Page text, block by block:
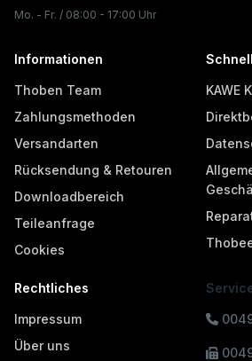
Mo. - Fr. / 08:00 - 17:00 Uhr
Informationen
Thoben Team
Zahlungsmethoden
Versandarten
Rücksendung & Retouren
Downloadbereich
Teileanfrage
Cookies
KAWE
Rechtliches
Impressum
Über uns